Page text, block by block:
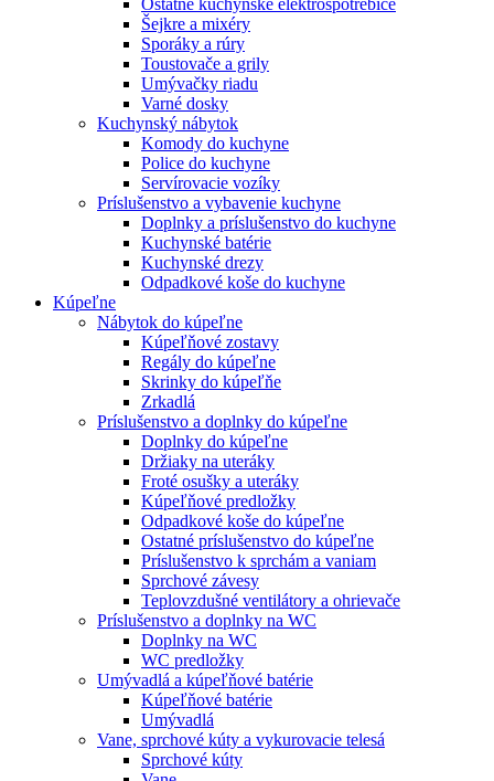
Šejkre a mixéry
Sporáky a rúry
Toustovače a grily
Umývačky riadu
Varné dosky
Kuchynský nábytok
Komody do kuchyne
Police do kuchyne
Servírovacie vozíky
Príslušenstvo a vybavenie kuchyne
Doplnky a príslušenstvo do kuchyne
Kuchynské batérie
Kuchynské drezy
Odpadkové koše do kuchyne
Kúpeľne
Nábytok do kúpeľne
Kúpeľňové zostavy
Regály do kúpeľne
Skrinky do kúpeľňe
Zrkadlá
Príslušenstvo a doplnky do kúpeľne
Doplnky do kúpeľne
Držiaky na uteráky
Froté osušky a uteráky
Kúpeľňové predložky
Odpadkové koše do kúpeľne
Ostatné príslušenstvo do kúpeľne
Príslušenstvo k sprchám a vaniam
Sprchové závesy
Teplovzdušné ventilátory a ohrievače
Príslušenstvo a doplnky na WC
Doplnky na WC
WC predložky
Umývadlá a kúpeľňové batérie
Kúpeľňové batérie
Umývadlá
Vane, sprchové kúty a vykurovacie telesá
Sprchové kúty